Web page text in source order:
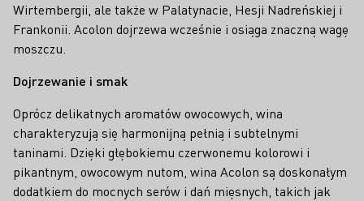
Wirtembergii, ale także w Palatynacie, Hesji Nadreńskiej i
Frankonii. Acolon dojrzewa wcześnie i osiąga znaczną wagę
moszczu.
Dojrzewanie i smak
Oprócz delikatnych aromatów owocowych, wina
charakteryzują się harmonijną pełnią i subtelnymi
taninami. Dzięki głębokiemu czerwonemu kolorowi i
pikantnym, owocowym nutom, wina Acolon są doskonałym
dodatkiem do mocnych serów i dań mięsnych, takich jak